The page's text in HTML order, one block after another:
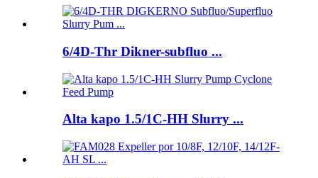
6/4D-Thr Dikner-subfluo ...
Alta kapo 1.5/1C-HH Slurry ...